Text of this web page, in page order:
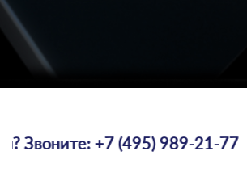
+7 (495) 989-21-77